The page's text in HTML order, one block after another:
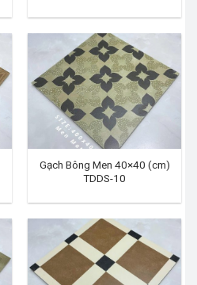
Gạch Bông Men 40×40 (cm)
TDDS-10